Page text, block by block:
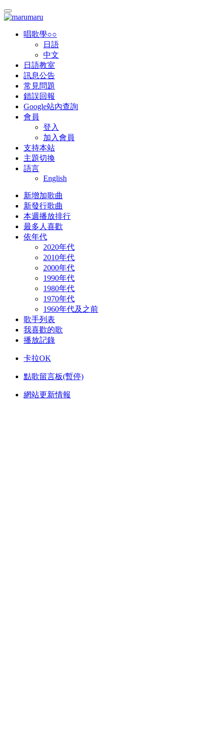
唱歌學○○
日語
中文
日語教室
訊息公告
常見問題
錯誤回報
Google站內查詢
會員
登入
加入會員
支持本站
主題切換
語言
English
新增加歌曲
新發行歌曲
本週播放排行
最多人喜歡
依年代
2020年代
2010年代
2000年代
1990年代
1980年代
1970年代
1960年代及之前
歌手列表
我喜歡的歌
播放記錄
卡拉OK
點歌留言板(暫停)
網站更新情報